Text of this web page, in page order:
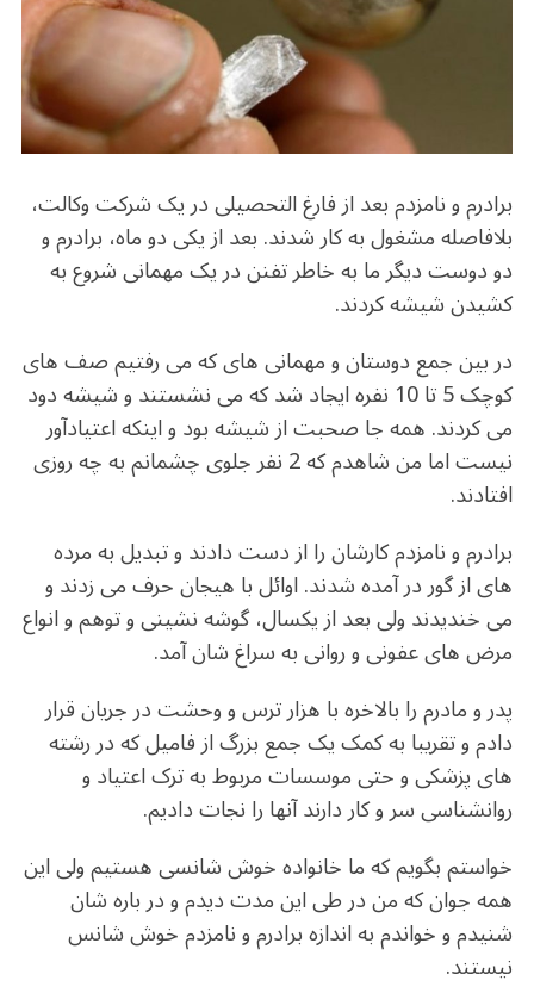
o
o
k
m p
p
برادرم و نامزدم بعد از فارغ التحصیلی در یک شرکت وکالت،
بلافاصله مشغول به کار شدند. بعد از یکی دو ماه، برادرم و
دو دوست دیگر ما به خاطر تفنن در یک مهمانی شروع به
کشیدن شیشه کردند.
در بین جمع دوستان و مهمانی های که می رفتیم صف های
کوچک 5 تا 10 نفره ایجاد شد که می نشستند و شیشه دود
می کردند. همه جا صحبت از شیشه بود و اینکه اعتیادآور
نیست اما من شاهدم که 2 نفر جلوی چشمانم به چه روزی
افتادند.
برادرم و نامزدم کارشان را از دست دادند و تبدیل به مرده
های از گور در آمده شدند. اوائل با هیجان حرف می زدند و
می خندیدند ولی بعد از یکسال، گوشه نشینی و توهم و انواع
مرض های عفونی و روانی به سراغ شان آمد.
پدر و مادرم را بالاخره با هزار ترس و وحشت در جریان قرار
دادم و تقریبا به کمک یک جمع بزرگ از فامیل که در رشته
های پزشکی و حتی موسسات مربوط به ترک اعتیاد و
روانشناسی سر و کار دارند آنها را نجات دادیم.
خواستم بگویم که ما خانواده خوش شانسی هستیم ولی این
همه جوان که من در طی این مدت دیدم و در باره شان
شنیدم و خواندم به اندازه برادرم و نامزدم خوش شانس
نیستند.